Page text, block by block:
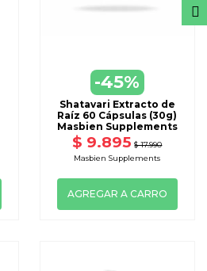
-45%
Shatavari Extracto de
Raíz 60 Cápsulas (30g)
Masbien Supplements
$ 9.895 $ 17.990
Masbien Supplements
AGREGAR A CARRO